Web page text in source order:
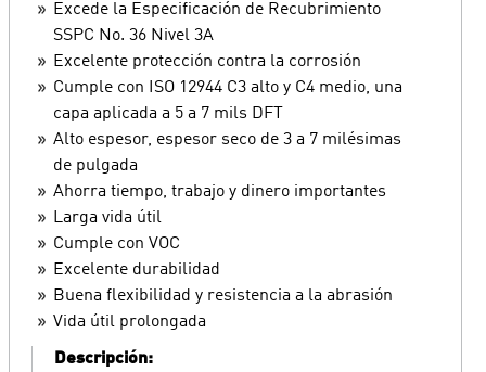
Excede la Especificación de Recubrimiento
SSPC No. 36 Nivel 3A
Excelente protección contra la corrosión
Cumple con ISO 12944 C3 alto y C4 medio, una
capa aplicada a 5 a 7 mils DFT
Alto espesor, espesor seco de 3 a 7 milésimas
de pulgada
Ahorra tiempo, trabajo y dinero importantes
Larga vida útil
Cumple con VOC
Excelente durabilidad
Buena flexibilidad y resistencia a la abrasión
Vida útil prolongada
Descripción: